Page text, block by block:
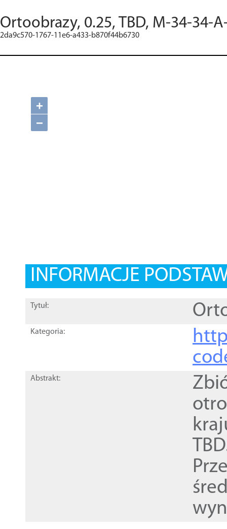
Ortoobrazy, 0.25, TBD, M-34-34-
2da9c570-1767-11e6-a433-b870f44b6730
+
−
INFORMACJE
Tytuł:
Kategoria:
Abstrakt: